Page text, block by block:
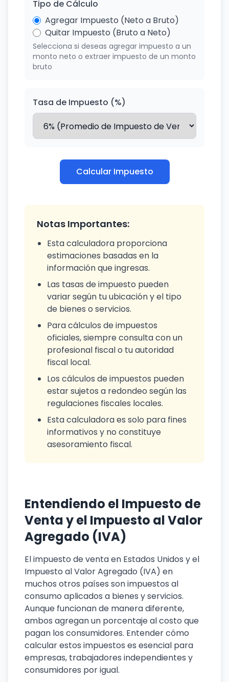
Tipo de Cálculo
Agregar Impuesto (Neto a Bruto)
Quitar Impuesto (Bruto a Neto)
Selecciona si deseas agregar impuesto a un
monto neto o extraer impuesto de un monto
bruto
Tasa de Impuesto (%)
Calcular Impuesto
Notas Importantes:
Esta calculadora proporciona
estimaciones basadas en la
información que ingresas.
Las tasas de impuesto pueden
variar según tu ubicación y el tipo
de bienes o servicios.
Para cálculos de impuestos
oficiales, siempre consulta con un
profesional fiscal o tu autoridad
fiscal local.
Los cálculos de impuestos pueden
estar sujetos a redondeo según las
regulaciones fiscales locales.
Esta calculadora es solo para fines
informativos y no constituye
asesoramiento fiscal.
Entendiendo el Impuesto de
Venta y el Impuesto al Valor
Agregado (IVA)
El impuesto de venta en Estados Unidos y el
Impuesto al Valor Agregado (IVA) en
muchos otros países son impuestos al
consumo aplicados a bienes y servicios.
Aunque funcionan de manera diferente,
ambos agregan un porcentaje al costo que
pagan los consumidores. Entender cómo
calcular estos impuestos es esencial para
empresas, trabajadores independientes y
consumidores por igual.